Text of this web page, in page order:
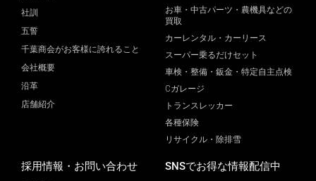
社訓
五誓
千葉商会がお客様に誇れること
会社概要
沿革
店舗紹介
お車・中古パーツ・農機具などの
買取
カーレンタル・カーリース
スーパー乗るだけセット
車検・整備・鈑金・特定自主点検
Cガレージ
トランスレッカー
各種保険
リサイクル・除排雪
採用情報・お問い合わせ SNSでお得な情報配信中